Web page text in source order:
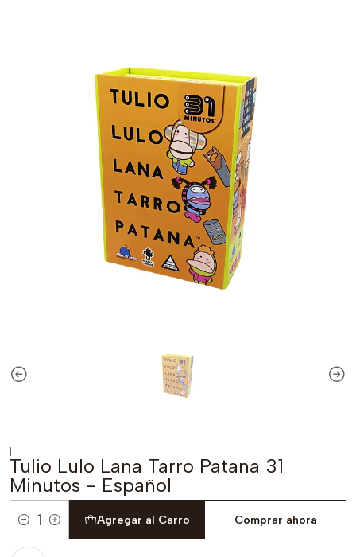
|
Tulio Lulo Lana Tarro Patana 31
Minutos - Español
Cantidad
Agregar al Carro Comprar ahora